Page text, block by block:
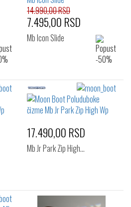
14.990,00 RSD
7.495,00 RSD
Mb Icon Slide
17.490,00 RSD
Mb Jr Park Zip High…